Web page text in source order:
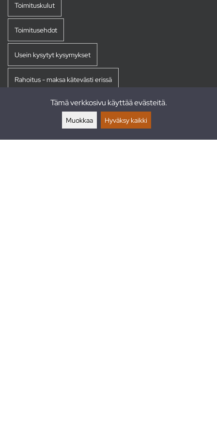
Toimituskulut
Toimitusehdot
Usein kysytyt kysymykset
Rahoitus - maksa kätevästi erissä
Tämä verkkosivu käyttää evästeitä.
Muokkaa Hyväksy kaikki